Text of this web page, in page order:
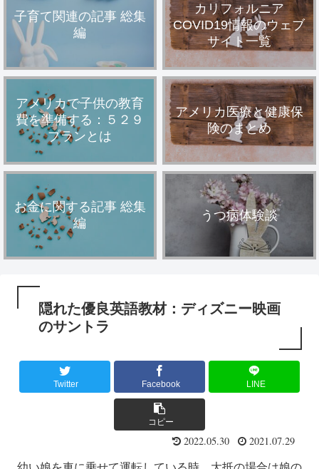
子育て関連の記事 総集
編
カリフォルニア
COVID19情報のウェブ
サイト一覧
アメリカで子供の教育
費を準備する：５２９
プランとは
アメリカ医療と健康保
険のまとめ
お金に関する記事 総集
編
うつ病体験談
隠れた優良英語教材：ディズニー映画
のサントラ
Twitter Facebook LINE
コピー
2022.05.30 2021.07.29